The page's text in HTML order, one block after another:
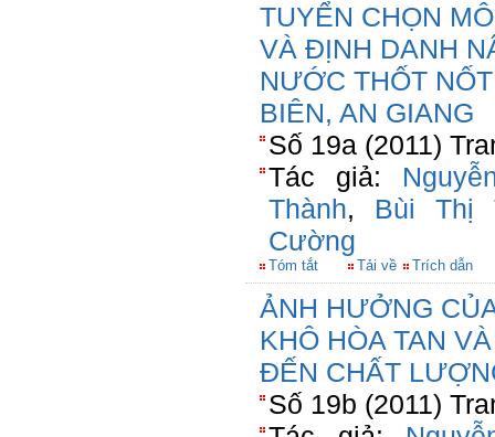
TUYỂN CHỌN
VÀ ĐỊNH DANH
NƯỚC THỐT
BIÊN, AN GIANG
Số 19a (2011)
Tác giả:
Thành, Bùi Thị
Cường
Tóm tắt Tải về Trích dẫn
ẢNH HƯỞNG
KHÔ HÒA TAN
ĐẾN CHẤT
Số 19b (2011)